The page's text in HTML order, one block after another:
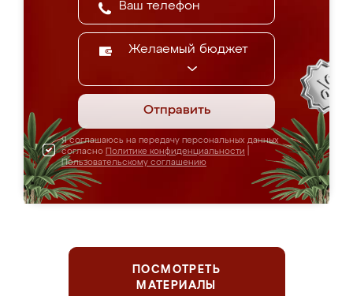
Желаемый бюджет
Отправить
Я соглашаюсь на передачу персональных данных
согласно Политике конфиденциальности
Пользовательскому соглашению
ПОСМОТРЕТЬ
МАТЕРИАЛЫ